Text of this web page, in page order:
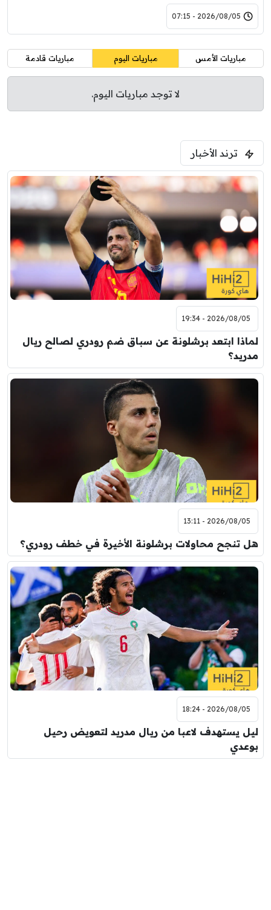
2026/08/05 - 07:15
مباريات الأمس مباريات اليوم مباريات قادمة
لا توجد مباريات اليوم.
ترند الأخبار
2026/08/05 - 19:34
لماذا ابتعد برشلونة عن سباق ضم رودري لصالح ريال
مدريد؟
2026/08/05 - 13:11
هل تنجح محاولات برشلونة الأخيرة في خطف رودري؟
2026/08/05 - 18:24
ليل يستهدف لاعبا من ريال مدريد لتعويض رحيل
بوعدي